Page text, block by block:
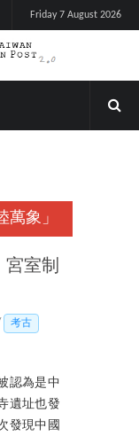
Friday 7 August 2026
萬象」
室制
考古
認為是中
遺址也發
發現中國